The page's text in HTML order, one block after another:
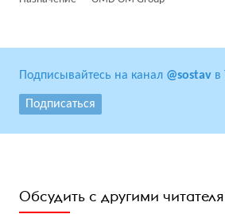
Подписывайтесь на канал @sostav в
Подписаться
Обсудить с другими